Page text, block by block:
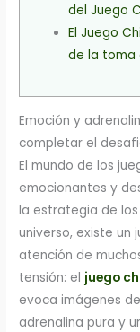
del Juego
El Juego
de la toma
Emoción y
completar el
El mundo de los
emocionantes y
la estrategia de
universo, existe un
atención de
tensión: el juego
evoca imágenes
adrenalina pura y